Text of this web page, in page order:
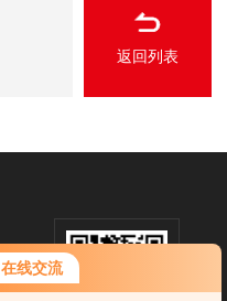
在线交流
返回列表